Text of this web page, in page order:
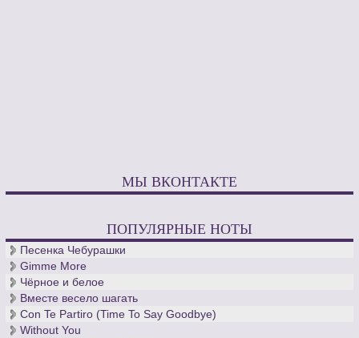
МЫ ВКОНТАКТЕ
ПОПУЛЯРНЫЕ НОТЫ
Песенка Чебурашки
Gimme More
Чёрное и белое
Вместе весело шагать
Con Te Partiro (Time To Say Goodbye)
Without You